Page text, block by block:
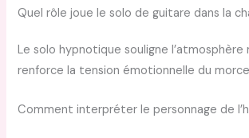
Quel rôle joue le solo de guitare dans la
Le solo hypnotique souligne
renforce la tension émotionnelle du
Comment interpréter le personnage de